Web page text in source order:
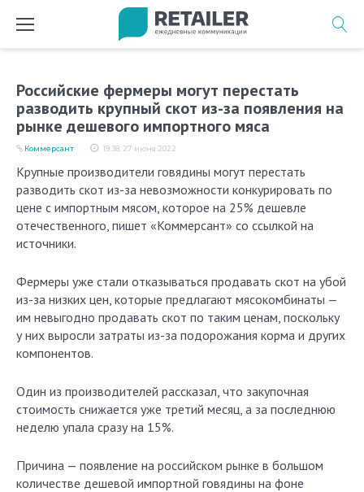
Российские фермеры могут перестать
разводить крупный скот из-за появления на
рынке дешевого импортного мяса
19:38, 27 июня 2022
Коммерсант
Крупные производители говядины могут перестать
разводить скот из-за невозможности конкурировать по
цене с импортным мясом, которое на 25% дешевле
отечественного, пишет «Коммерсант» со ссылкой на
источники.
Фермеры уже стали отказываться продавать скот на убой
из-за низких цен, которые предлагают мясокомбинаты —
им невыгодно продавать скот по таким ценам, поскольку
у них выросли затраты из-за подорожания корма и других
компонентов.
Один из производителей рассказал, что закупочная
стоимость снижается уже третий месяц, а за последнюю
неделю упала сразу на 15%.
Причина — появление на российском рынке в большом
количестве дешевой импортной говядины на фоне